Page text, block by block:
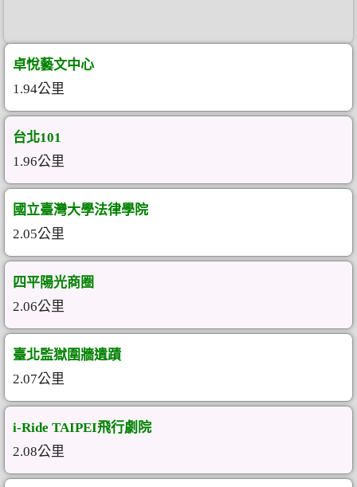
卓悅藝文中心
1.94公里
台北101
1.96公里
國立臺灣大學法律學院
2.05公里
四平陽光商圈
2.06公里
臺北監獄圍牆遺蹟
2.07公里
i-Ride TAIPEI飛行劇院
2.08公里